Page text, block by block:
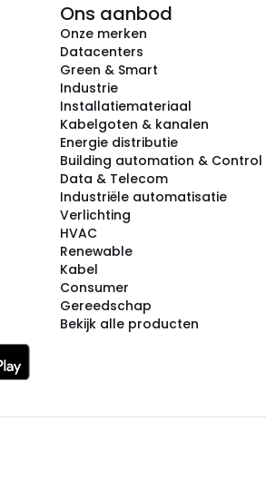
Ons aanbod
Onze merken
Datacenters
Green & Smart
Industrie
Installatiemateriaal
Kabelgoten & kanalen
Energie distributie
Building automation & Control
Data & Telecom
Industriële automatisatie
Verlichting
HVAC
Renewable
Kabel
Consumer
Gereedschap
Bekijk alle producten